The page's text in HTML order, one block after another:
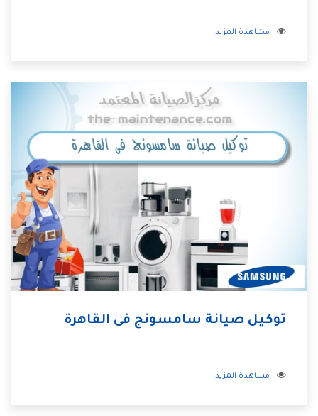
مشاهدة المزيد
توكيل صيانة سامسونج فى القاهرة
مشاهدة المزيد